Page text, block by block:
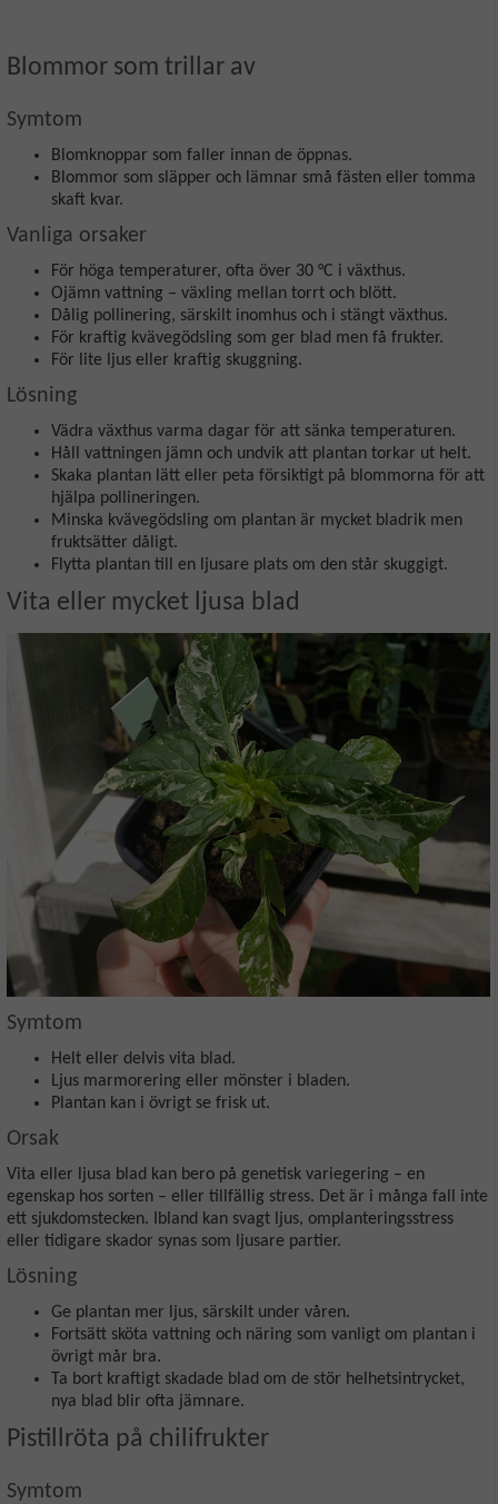
Blommor som trillar av
Symtom
Blomknoppar som faller innan de öppnas.
Blommor som släpper och lämnar små fästen eller tomma
skaft kvar.
Vanliga orsaker
För höga temperaturer, ofta över 30 °C i växthus.
Ojämn vattning – växling mellan torrt och blött.
Dålig pollinering, särskilt inomhus och i stängt växthus.
För kraftig kvävegödsling som ger blad men få frukter.
För lite ljus eller kraftig skuggning.
Lösning
Vädra växthus varma dagar för att sänka temperaturen.
Håll vattningen jämn och undvik att plantan torkar ut helt.
Skaka plantan lätt eller peta försiktigt på blommorna för att
hjälpa pollineringen.
Minska kvävegödsling om plantan är mycket bladrik men
fruktsätter dåligt.
Flytta plantan till en ljusare plats om den står skuggigt.
Vita eller mycket ljusa blad
Symtom
Helt eller delvis vita blad.
Ljus marmorering eller mönster i bladen.
Plantan kan i övrigt se frisk ut.
Orsak
Vita eller ljusa blad kan bero på genetisk variegering – en
egenskap hos sorten – eller tillfällig stress. Det är i många fall inte
ett sjukdomstecken. Ibland kan svagt ljus, omplanteringsstress
eller tidigare skador synas som ljusare partier.
Lösning
Ge plantan mer ljus, särskilt under våren.
Fortsätt sköta vattning och näring som vanligt om plantan i
övrigt mår bra.
Ta bort kraftigt skadade blad om de stör helhetsintrycket,
nya blad blir ofta jämnare.
Pistillröta på chilifrukter
Symtom